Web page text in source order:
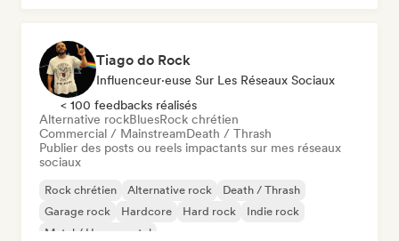
Tiago do Rock
Influenceur·euse Sur Les Réseaux Sociaux
< 100 feedbacks réalisés
Alternative rockBluesRock chrétien
Commercial / MainstreamDeath / Thrash
Publier des posts ou reels impactants sur mes réseaux
sociaux
Rock chrétien Alternative rock
Death / Thrash
Garage rock
Hardcore Hard rock
Indie rock
Metal / Heavy metal